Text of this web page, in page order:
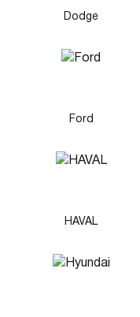
Dodge
Ford
HAVAL